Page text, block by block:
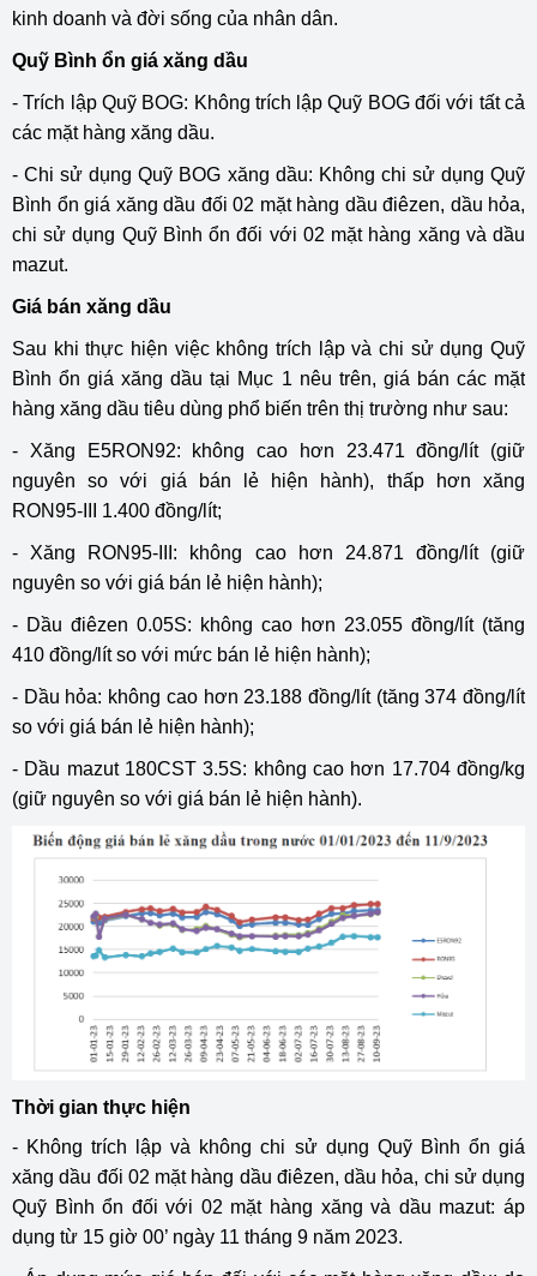
kinh doanh và đời sống của nhân dân.
Quỹ Bình ổn giá xăng dầu
- Trích lập Quỹ BOG: Không trích lập Quỹ BOG đối với tất cả
các mặt hàng xăng dầu.
- Chi sử dụng Quỹ BOG xăng dầu: Không chi sử dụng Quỹ
Bình ổn giá xăng dầu đối 02 mặt hàng dầu điêzen, dầu hỏa,
chi sử dụng Quỹ Bình ổn đối với 02 mặt hàng xăng và dầu
mazut.
Giá bán xăng dầu
Sau khi thực hiện việc không trích lập và chi sử dụng Quỹ
Bình ổn giá xăng dầu tại Mục 1 nêu trên, giá bán các mặt
hàng xăng dầu tiêu dùng phổ biến trên thị trường như sau:
- Xăng E5RON92: không cao hơn 23.471 đồng/lít (giữ
nguyên so với giá bán lẻ hiện hành), thấp hơn xăng
RON95-III 1.400 đồng/lít;
- Xăng RON95-III: không cao hơn 24.871 đồng/lít (giữ
nguyên so với giá bán lẻ hiện hành);
- Dầu điêzen 0.05S: không cao hơn 23.055 đồng/lít (tăng
410 đồng/lít so với mức bán lẻ hiện hành);
- Dầu hỏa: không cao hơn 23.188 đồng/lít (tăng 374 đồng/lít
so với giá bán lẻ hiện hành);
- Dầu mazut 180CST 3.5S: không cao hơn 17.704 đồng/kg
(giữ nguyên so với giá bán lẻ hiện hành).
Thời gian thực hiện
- Không trích lập và không chi sử dụng Quỹ Bình ổn giá
xăng dầu đối 02 mặt hàng dầu điêzen, dầu hỏa, chi sử dụng
Quỹ Bình ổn đối với 02 mặt hàng xăng và dầu mazut: áp
dụng từ 15 giờ 00’ ngày 11 tháng 9 năm 2023.